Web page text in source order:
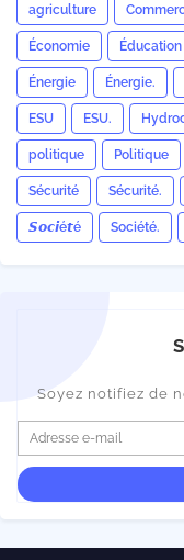
agriculture
Économie Éducation
Énergie Énergie.
ESU ESU.
politique Politique
Sécurité Sécurité.
𝙎𝙤𝙘𝙞é𝙩é Société.
Soyez notifiez de